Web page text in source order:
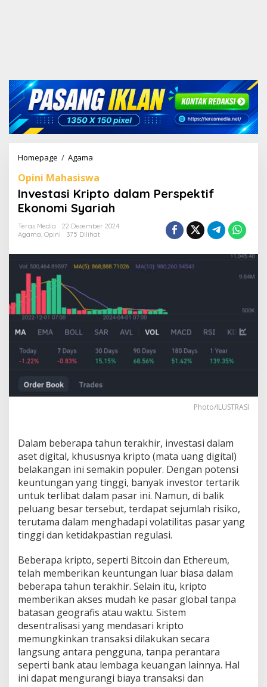
Homepage / Agama
v
e
s
t
a
s
K
r
t
o
d
a
a
m
e
i
f
E
k
o
n
o
m
y
a
r
i
a
h
Opini Mahasiswa
Investasi Kripto dalam Perspektif
Ekonomi Syariah
Teras Media
22 Desember 2024
Agama, Opini 375 Dilihat
Photo/ILUSTRASI
Dalam beberapa tahun terakhir, investasi dalam
aset digital, khususnya kripto (mata uang digital)
belakangan ini semakin populer. Dengan potensi
keuntungan yang tinggi, banyak investor tertarik
untuk terlibat dalam pasar ini. Namun, di balik
peluang besar tersebut, terdapat sejumlah risiko,
terutama dalam menghadapi volatilitas pasar yang
tinggi dan ketidakpastian regulasi.
Beberapa kripto, seperti Bitcoin dan Ethereum,
telah memberikan keuntungan luar biasa dalam
beberapa tahun terakhir. Selain itu, kripto
memberikan akses mudah ke pasar global tanpa
batasan geografis atau waktu. Sistem
desentralisasi yang mendasari kripto
memungkinkan transaksi dilakukan secara
langsung antara pengguna, tanpa perantara
seperti bank atau lembaga keuangan lainnya. Hal
ini dapat mengurangi biaya transaksi dan